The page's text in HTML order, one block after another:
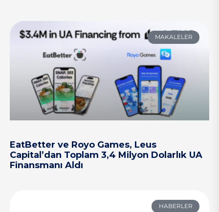
MAKALELER
EatBetter ve Royo Games, Leus
Capital’dan Toplam 3,4 Milyon Dolarlık UA
Finansmanı Aldı
HABERLER